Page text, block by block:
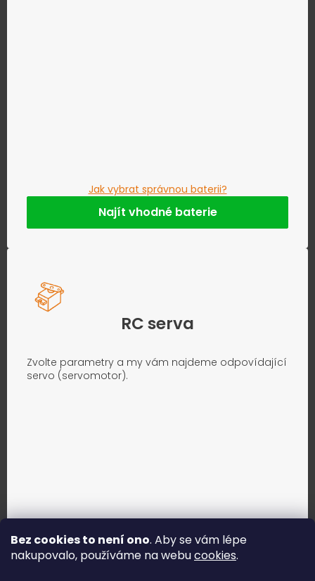
Bez cookies to není ono. Aby se vám lépe
nakupovalo, používáme na webucookies.
Jak vybrat správnou baterii?
Najít vhodné baterie
RC serva
Zvolte parametry a my vám najdeme odpovídající
servo (servomotor).